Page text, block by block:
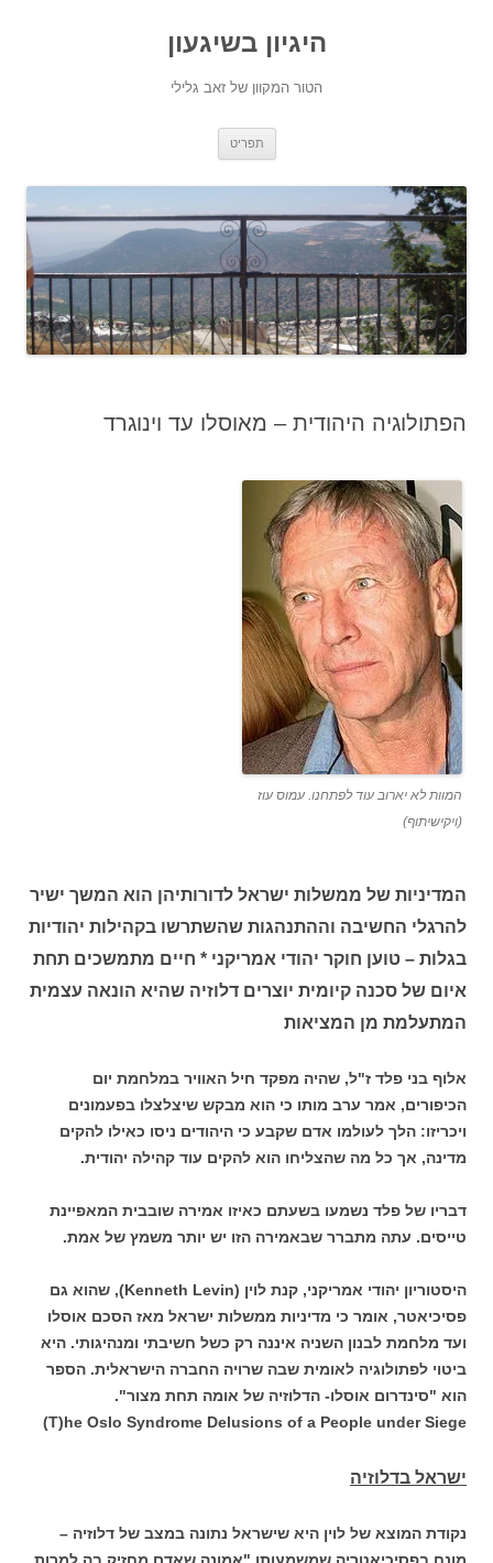
היגיון בשיגעון
הטור המקוון של זאב גלילי
תפריט
הפתולוגיה היהודית – מאוסלו עד וינוגרד
המוות לא יארוב עוד לפתחנו. עמוס עוז
(ויקישיתוף)
המדיניות של ממשלות ישראל לדורותיהן הוא המשך ישיר
להרגלי החשיבה וההתנהגות שהשתרשו בקהילות יהודיות
בגלות – טוען חוקר יהודי אמריקני * חיים מתמשכים תחת
איום של סכנה קיומית יוצרים דלוזיה שהיא הונאה עצמית
המתעלמת מן המציאות
אלוף בני פלד ז"ל, שהיה מפקד חיל האוויר במלחמת יום
הכיפורים, אמר ערב מותו כי הוא מבקש שיצלצלו בפעמונים
ויכריזו: הלך לעולמו אדם שקבע כי היהודים ניסו כאילו להקים
מדינה, אך כל מה שהצליחו הוא להקים עוד קהילה יהודית.
דבריו של פלד נשמעו בשעתם כאיזו אמירה שובבית המאפיינת
טייסים. עתה מתברר שבאמירה הזו יש יותר משמץ של אמת.
היסטוריון יהודי אמריקני, קנת לוין (Kenneth Levin), שהוא גם
פסיכיאטר, אומר כי מדיניות ממשלות ישראל מאז הסכם אוסלו
ועד מלחמת לבנון השניה איננה רק כשל חשיבתי ומנהיגותי. היא
ביטוי לפתולוגיה לאומית שבה שרויה החברה הישראלית. הספר
הוא "סינדרום אוסלו- הדלוזיה של אומה תחת מצור".
T)he Oslo Syndrome Delusions of a People under Siege)
ישראל בדלוזיה
נקודת המוצא של לוין היא שישראל נתונה במצב של דלוזיה –